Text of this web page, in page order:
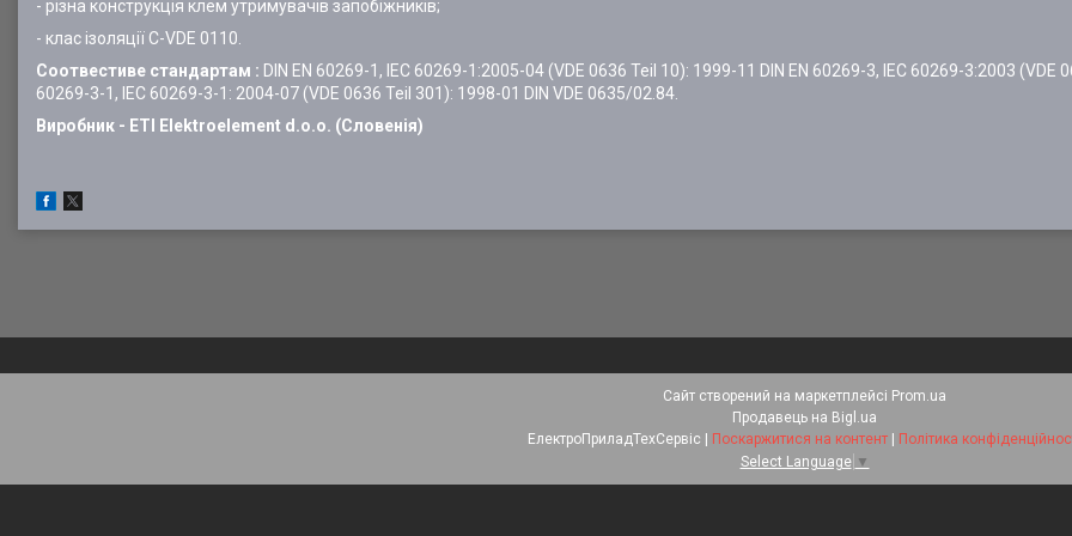
- різна конструкція клем утримувачів запобіжників;
- клас ізоляції C-VDE 0110.
Соотвестиве стандартам : DIN EN 60269-1, IEC 60269-1:2005-04 (VDE 0636 Teil 10): 1999-11 DIN EN 60269-3, IEC 60269-3:2003 (VDE
60269-3-1, IEC 60269-3-1: 2004-07 (VDE 0636 Teil 301): 1998-01 DIN VDE 0635/02.84.
Виробник - ETI Elektroelement d.o.o. (Словенія)
Сайт створений на маркетплейсі Prom.ua
Продавець на Bigl.ua
Поскаржитися на контент
Політика
Select Language ▼